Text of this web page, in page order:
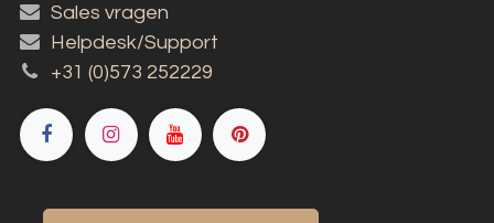
Sales vragen
Helpdesk/Support
+31 (0)573 252229